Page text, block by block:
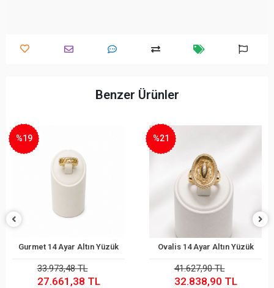
Benzer Ürünler
Sepete Ekle
Ovalis 14 Ayar Altın Yüzük
%21
41.627,90 TL
32.838,90 TL
Sepete Ekle
Ovalis 14 Ayar Altın Yüzük
%26
28.316,56 TL
21.005,71 TL